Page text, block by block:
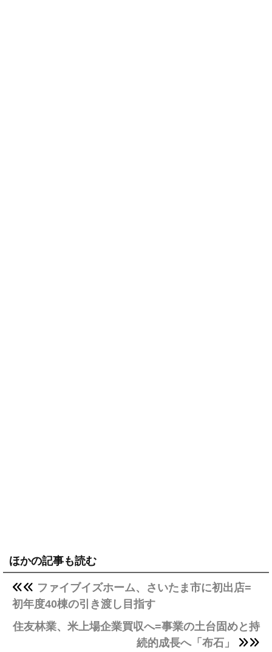
ほかの記事も読む
ファイブイズホーム、さいたま市に初出店=
初年度40棟の引き渡し目指す
住友林業、米上場企業買収へ=事業の土台固めと持
続的成長へ「布石」